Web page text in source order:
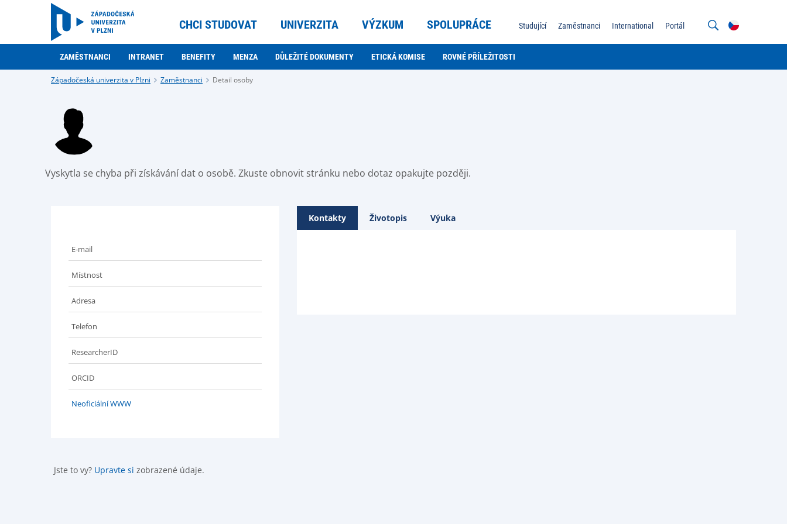
CHCI STUDOVAT UNIVERZITA VÝZKUM SPOLUPRÁCE Studující Zaměstnanci International Portál
ZAMĚSTNANCI INTRANET BENEFITY MENZA DŮLEŽITÉ DOKUMENTY ETICKÁ KOMISE ROVNÉ PŘÍLEŽITOSTI
Západočeská univerzita v Plzni Zaměstnanci Detail osoby
Vyskytla se chyba při získávání dat o osobě. Zkuste obnovit stránku nebo dotaz opakujte později.
E-mail
Místnost
Adresa
Telefon
ResearcherID
ORCID
Neoficiální WWW
Jste to vy? Upravte si zobrazené údaje.
Kontakty Životopis Výuka